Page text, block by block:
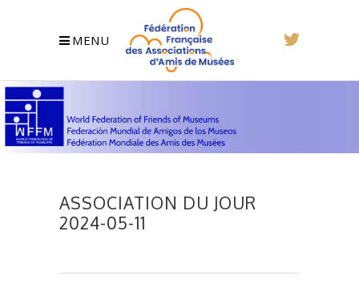
MENU
ASSOCIATION DU JOUR
2024-05-11